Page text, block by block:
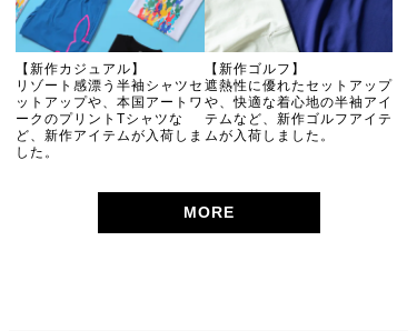
【新作カジュアル】
リゾート感漂う半袖シャツセ
ットアップや、本国アートワ
ークのプリントTシャツな
ど、新作アイテムが入荷しま
した。
【新作ゴルフ】
遮熱性に優れたセットアップ
や、快適な着心地の半袖アイ
テムなど、新作ゴルフアイテ
ムが入荷しました。
MORE